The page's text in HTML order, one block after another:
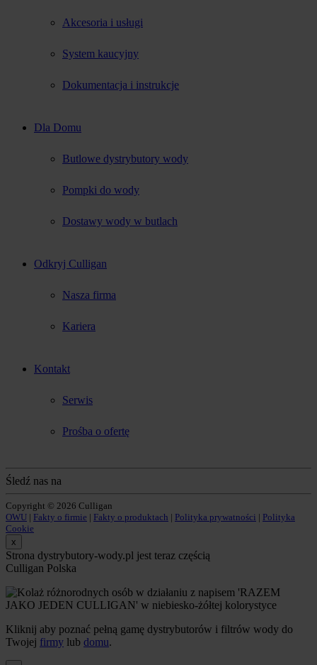
Akcesoria i usługi
System kaucyjny
Dokumentacja i instrukcje
Dla Domu
Butlowe dystrybutory wody
Pompki do wody
Dostawy wody w butlach
Odkryj Culligan
Nasza firma
Kariera
Kontakt
Serwis
Prośba o ofertę
Śledź nas na
Copyright © 2026 Culligan
OWU | Fakty o firmie | Fakty o produktach | Polityka prywatności | Polityka
Cookie
x
Strona dystrybutory-wody.pl jest teraz częścią
Culligan Polska
Kliknij aby poznać pełną gamę dystrybutorów i filtrów wody do
Twojej firmy lub domu.